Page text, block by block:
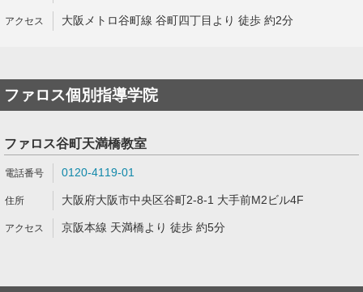
大阪メトロ谷町線 谷町四丁目より 徒歩 約2分
ファロス個別指導学院
ファロス谷町天満橋教室
0120-4119-01
大阪府大阪市中央区谷町2-8-1 大手前M2ビル4F
京阪本線 天満橋より 徒歩 約5分